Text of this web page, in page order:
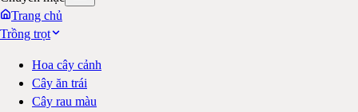
Trang chủ
Trồng trọt
Hoa cây cảnh
Cây ăn trái
Cây rau màu